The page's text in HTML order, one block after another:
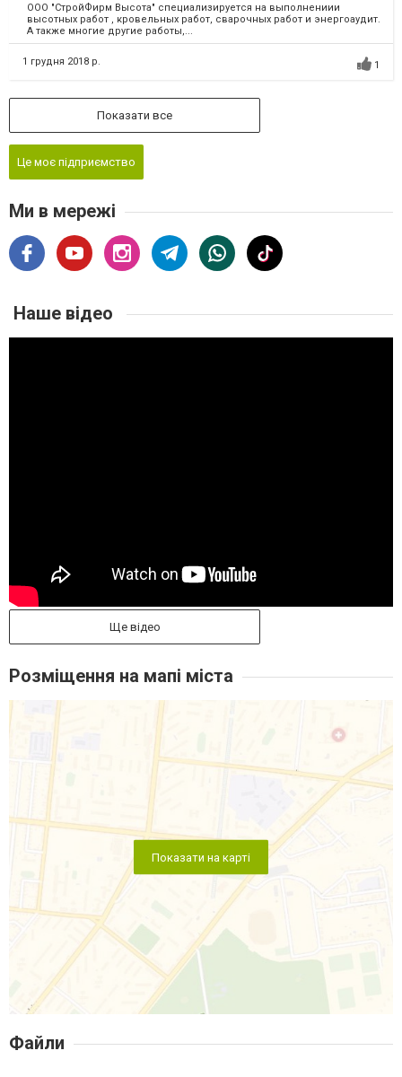
ООО "СтройФирм Высота" специализируется на выполнениии
высотных работ , кровельных работ, сварочных работ и энергоаудит.
А также многие другие работы,...
1 грудня 2018 р. 1
Показати все
Це моє підприємство
Ми в мережі
Наше відео
Ще відео
Розміщення на мапі міста
Показати на карті
Файли